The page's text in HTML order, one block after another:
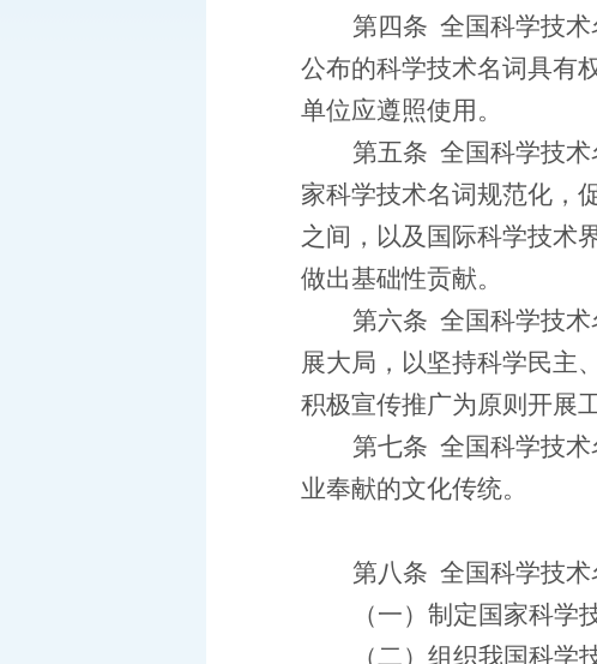
第四条 全国科学技
公布的科学技术名词具有
单位应遵照使用。
第五条 全国科学技
家科学技术名词规范化，
之间，以及国际科学技术
做出基础性贡献。
第六条 全国科学技
展大局，以坚持科学民主
积极宣传推广为原则开展
第七条 全国科学技
业奉献的文化传统。
第八条 全国科学技术
（一）制定国家科学
（二）组织我国科